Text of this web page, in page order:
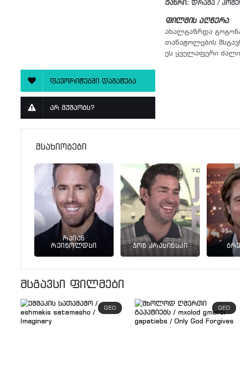
ფავორიტებში დამატება
არ მუშაობს?
ჟანრი: დრამა /
ფილმის აღწერა
ახალგაზრდა
თანატოლების
ეს ყველაფერი
მსახიობები
რაიან
რეინოლდსი
ჯონ კრასინსკი
მსგავსი ფილმები
GEO GEO